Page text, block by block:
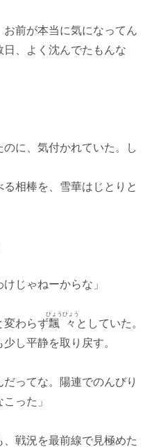
お前が本当に気になってん
、よく沈んでたもんな
に、気付かれていた。し
相棒を、雪華はじとりと
じゃねーからな」
変わらず飄々
ひょうひょう
としていた。
し平静を取り戻す。
ってな。陽連でのんびり
った」
、戦況を最前線で見極めた